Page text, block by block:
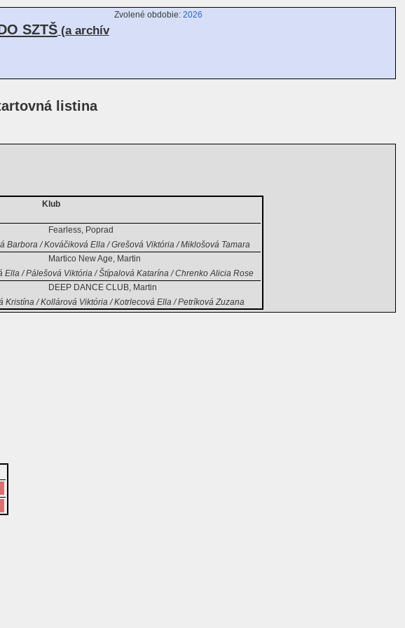
SZTŠ(a archív
Zvolené obdobie: 2026
listina
Klub
Fearless, Poprad
/ Kováčiková Ella / Grešová Viktória / Miklošová Tamara
Martico New Age, Martin
/ Pálešová Viktória / Štípalová Katarína / Chrenko Alicia Rose
DEEP DANCE CLUB, Martin
/ Kollárová Viktória / Kotrlecová Ella / Petríková Zuzana